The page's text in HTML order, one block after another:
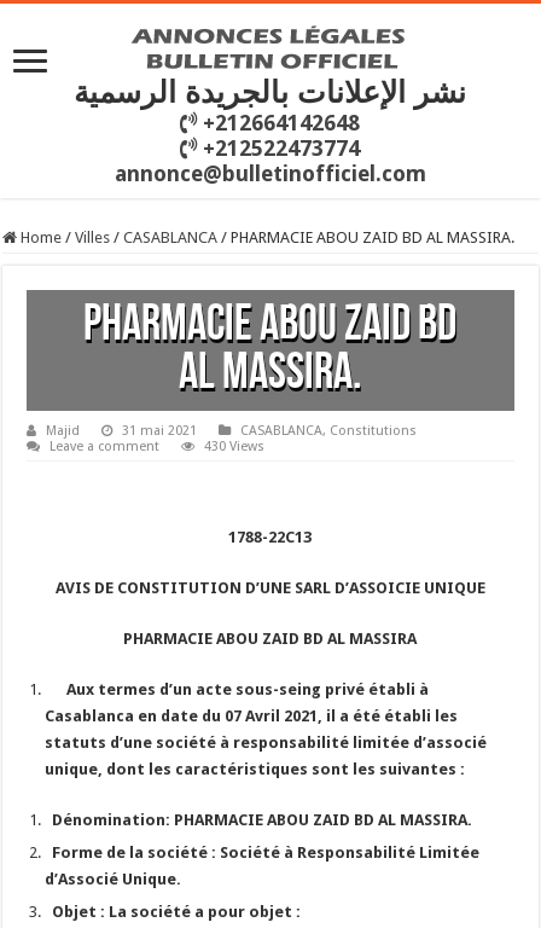
نشر الإعلانات بالجريدة الرسمية
+212664142648
+212522473774
annonce@bulletinofficiel.com
Home / Villes / CASABLANCA / PHARMACIE ABOU ZAID BD AL MASSIRA.
PHARMACIE ABOU ZAID BD
AL MASSIRA.
Majid 31 mai 2021 CASABLANCA, Constitutions
Leave a comment
430 Views
1788-22C13
AVIS DE CONSTITUTION D’UNE SARL D’ASSOICIE UNIQUE
PHARMACIE ABOU ZAID BD AL MASSIRA
Aux termes d’un acte sous-seing privé établi à
Casablanca en date du 07 Avril 2021, il a été établi les
statuts d’une société à responsabilité limitée d’associé
unique, dont les caractéristiques sont les suivantes :
Dénomination: PHARMACIE ABOU ZAID BD AL MASSIRA.
Forme de la société: Société à Responsabilité Limitée
d’Associé Unique.
Objet : La société a pour objet :